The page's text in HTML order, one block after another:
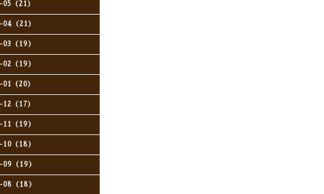
（21）
（21）
（19）
（19）
（20）
（17）
（19）
（18）
09（19）
08（18）